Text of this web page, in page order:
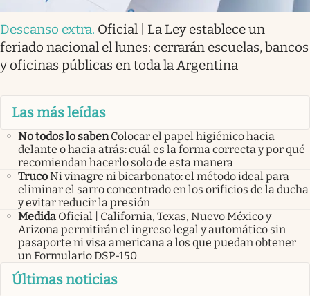
Descanso extra. Oficial | La Ley establece un
feriado nacional el lunes: cerrarán escuelas, bancos
y oficinas públicas en toda la Argentina
Las más leídas
No todos lo saben Colocar el papel higiénico hacia
delante o hacia atrás: cuál es la forma correcta y por qué
recomiendan hacerlo solo de esta manera
TrucoNi vinagre ni bicarbonato: el método ideal para
eliminar el sarro concentrado en los orificios de la ducha
y evitar reducir la presión
Medida Oficial | California, Texas, Nuevo México y
Arizona permitirán el ingreso legal y automático sin
pasaporte ni visa americana a los que puedan obtener
un Formulario DSP-150
Últimas noticias